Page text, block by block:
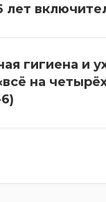
лет
гигиена и
на